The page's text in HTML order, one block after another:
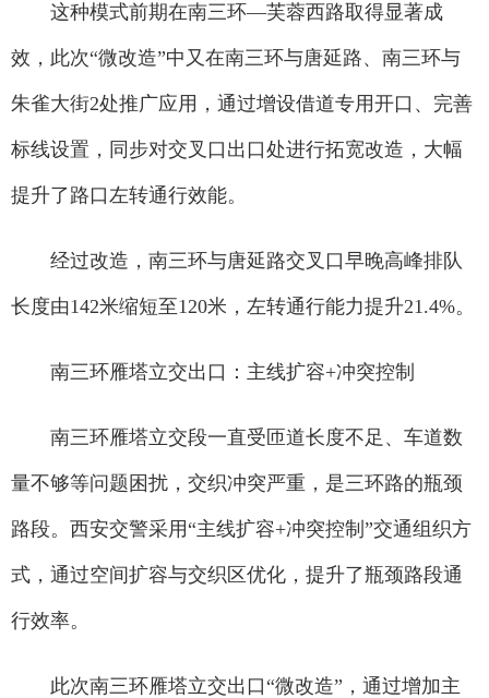
这种模式前期在南三环—芙蓉西路取得显著成
效，此次“微改造”中又在南三环与唐延路、南三环与
朱雀大街2处推广应用，通过增设借道专用开口、完善
标线设置，同步对交叉口出口处进行拓宽改造，大幅
提升了路口左转通行效能。
经过改造，南三环与唐延路交叉口早晚高峰排队
长度由142米缩短至120米，左转通行能力提升21.4%。
南三环雁塔立交出口：主线扩容+冲突控制
南三环雁塔立交段一直受匝道长度不足、车道数
量不够等问题困扰，交织冲突严重，是三环路的瓶颈
路段。西安交警采用“主线扩容+冲突控制”交通组织方
式，通过空间扩容与交织区优化，提升了瓶颈路段通
行效率。
此次南三环雁塔立交出口“微改造”，通过增加主